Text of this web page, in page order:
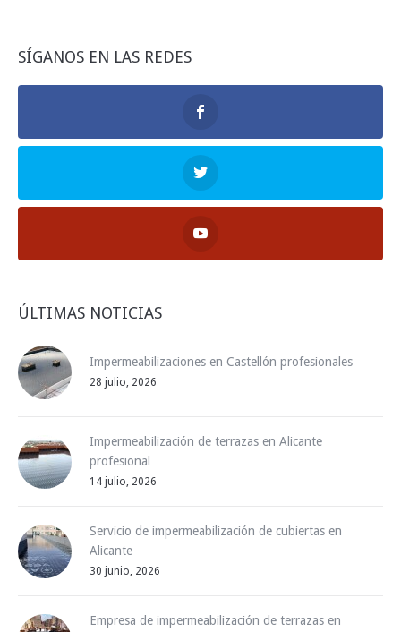
SÍGANOS EN LAS REDES
ÚLTIMAS NOTICIAS
Impermeabilizaciones en Castellón profesionales
28 julio, 2026
Impermeabilización de terrazas en Alicante
profesional
14 julio, 2026
Servicio de impermeabilización de cubiertas en
Alicante
30 junio, 2026
Empresa de impermeabilización de terrazas en